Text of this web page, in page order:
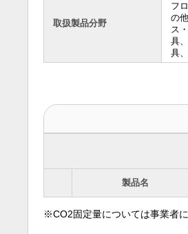
取扱製品分野
フ
の
ス
具
具
製品名
※CO2固定量については事業者